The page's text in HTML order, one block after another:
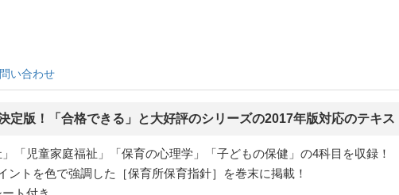
問い合わせ
定版！「合格できる」と大好評のシリーズの2017年版対応のテキス
「児童家庭福祉」「保育の心理学」「子どもの保健」の4科目を収録！
ントを色で強調した［保育所保育指針］を巻末に掲載！